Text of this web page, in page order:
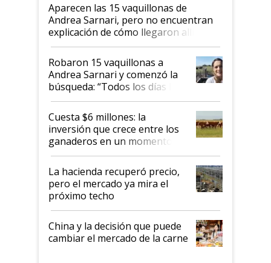
Aparecen las 15 vaquillonas de
Andrea Sarnari, pero no encuentran
explicación de cómo llegaron allí
Robaron 15 vaquillonas a
Andrea Sarnari y comenzó la
búsqueda: “Todos los días le
toca a algún productor”
Cuesta $6 millones: la
inversión que crece entre los
ganaderos en un momento
histórico para la actividad
La hacienda recuperó precio,
pero el mercado ya mira el
próximo techo
China y la decisión que puede
cambiar el mercado de la carne